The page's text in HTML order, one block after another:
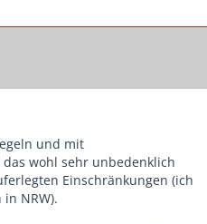
und mit
wohl sehr unbedenklich
Einschränkungen (ich
NRW).